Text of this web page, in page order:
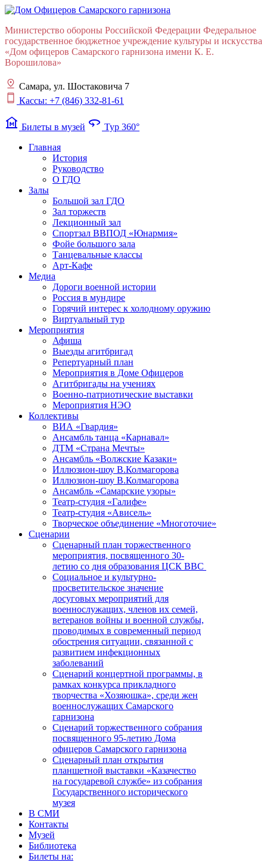
Министерство обороны Российской Федерации Федеральное
государственное бюджетное учреждение культуры и искусства
«Дом офицеров Cамарского гарнизона имени К. Е.
Ворошилова»
Самара, ул. Шостаковича 7
Кассы: +7 (846) 332-81-61
museum Билеты в музей 360 Тур 360°
Главная
История
Руководство
О ГДО
Залы
Большой зал ГДО
Зал торжеств
Лекционный зал
Cпортзал ВВПОД «Юнармия»
Фойе большого зала
Танцевальные классы
Арт-Кафе
Медиа
Дороги военной истории
Россия в мундире
Горячий интерес к холодному оружию
Виртуальный тур
Мероприятия
Афиша
Выезды агитбригад
Репертуарный план
Мероприятия в Доме Офицеров
Агитбригады на учениях
Военно-патриотические выставки
Мероприятия НЭО
Коллективы
ВИА «Гвардия»
Ансамбль танца «Карнавал»
ДТМ «Страна Мечты»
Ансамбль «Волжские Казаки»
Иллюзион-шоу В.Колмагорова
Иллюзион-шоу В.Колмагорова
Ансамбль «Самарские узоры»
Театр-студия «Галифе»
Театр-студия «Ависель»
Творческое объединение «Многоточие»
Сценарии
Сценарный план торжественного
мероприятия, посвященного 30-
летию со дня образования ЦСК ВВС
Социальное и культурно-
просветительское значение
досуговых мероприятий для
военнослужащих, членов их семей,
ветеранов войны и военной службы,
проводимых в современный период
обострения ситуации, связанной с
развитием инфекционных
заболеваний
Сценарий концертной программы, в
рамках конкурса прикладного
творчества «Хозяюшка», среди жен
военнослужащих Самарского
гарнизона
Сценарий торжественного собрания
посвященного 95-летию Дома
офицеров Самарского гарнизона
Сценарный план открытия
планшетной выставки «Казачество
на государевой службе» из собрания
Государственного исторического
музея
В СМИ
Контакты
Музей
Библиотека
Билеты на: